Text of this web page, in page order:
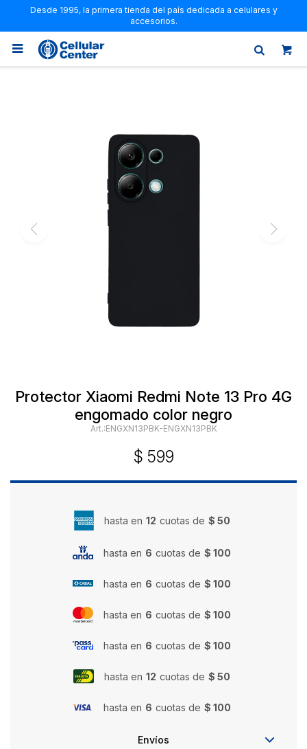
Desde 1995, la primera tienda del país dedicada a celulares y
accesorios.

Protector Xiaomi Redmi Note 13 Pro 4G
engomado color negro
ENGXN13PBK-ENGXN13PBK
$ 599
hasta en 12 cuotas de $ 50
hasta en 6 cuotas de $ 100
hasta en 6 cuotas de $ 100
hasta en 6 cuotas de $ 100
hasta en 6 cuotas de $ 100
hasta en 12 cuotas de $ 50
hasta en 6 cuotas de $ 100
Envíos